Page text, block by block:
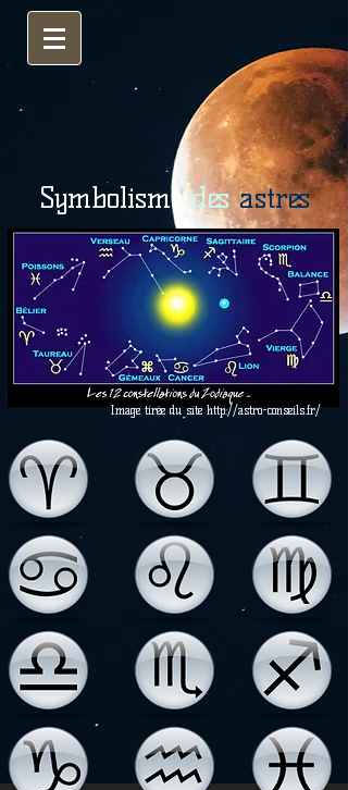
Symbolismedesastres
Image tirée du sitehttp://astro-conseils.fr/